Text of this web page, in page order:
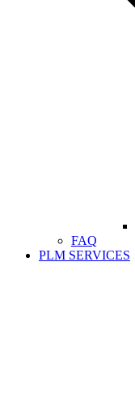
FAQ
PLM SERVICES